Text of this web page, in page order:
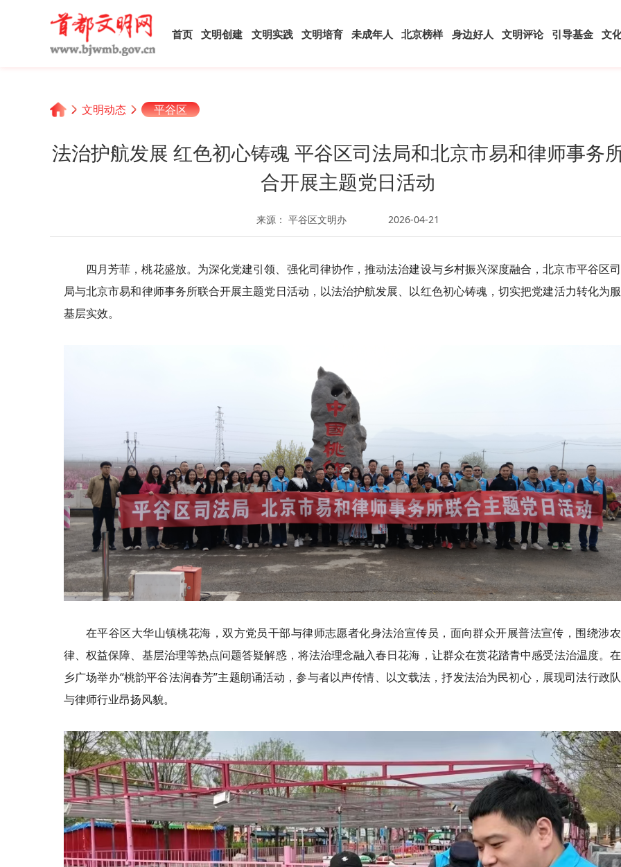
首页 文明创建 文明实践 文明培育 未成年人 北京榜样 身边好人 文明评论 引导基金 文
文明动态 平谷区
法治护航发展 红色初心铸魂 平谷区司法局和北京市易和律师事务
合开展主题党日活动
来源： 平谷区文明办 2026-04-21
四月芳菲，桃花盛放。为深化党建引领、强化司律协作，推动法治建设与乡村振兴深度融合，北京市平谷区
局与北京市易和律师事务所联合开展主题党日活动，以法治护航发展、以红色初心铸魂，切实把党建活力转化为
基层实效。
在平谷区大华山镇桃花海，双方党员干部与律师志愿者化身法治宣传员，面向群众开展普法宣传，围绕涉
律、权益保障、基层治理等热点问题答疑解惑，将法治理念融入春日花海，让群众在赏花踏青中感受法治温度。
乡广场举办“桃韵平谷法润春芳”主题朗诵活动，参与者以声传情、以文载法，抒发法治为民初心，展现司法行政
与律师行业昂扬风貌。